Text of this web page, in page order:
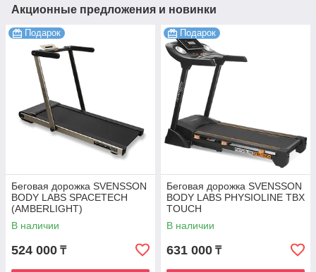
Акционные предложения и новинки
Подарок
Беговая дорожка SVENSSON
BODY LABS SPACETECH
(AMBERLIGHT)
В наличии
524 000 ₸
Подарок
Беговая дорожка SVENSSON
BODY LABS PHYSIOLINE TBX
TOUCH
В наличии
631 000 ₸